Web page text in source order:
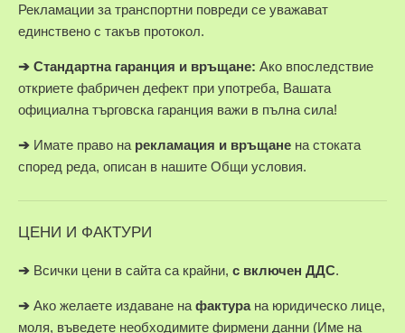
Рекламации за транспортни повреди се уважават
единствено с такъв протокол.
➔ Стандартна гаранция и връщане: Ако впоследствие
откриете фабричен дефект при употреба, Вашата
официална търговска гаранция важи в пълна сила!
➔ Имате право на рекламация и връщане на стоката
според реда, описан в нашите Общи условия.
ЦЕНИ И ФАКТУРИ
➔ Всички цени в сайта са крайни, с включен ДДС.
➔ Ако желаете издаване на фактура на юридическо лице,
моля, въведете необходимите фирмени данни (Име на